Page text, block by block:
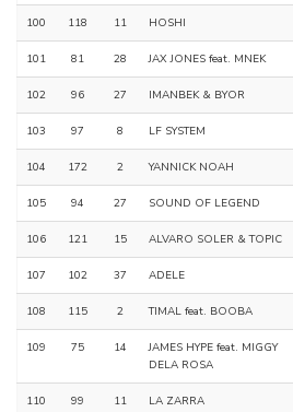
100 118 11 HOSHI
101 81 28 JAX JONES feat. MNEK
102 96 27 IMANBEK & BYOR
103 97 8 LF SYSTEM
104 172 2 YANNICK NOAH
105 94 27 SOUND OF LEGEND
106 121 15 ALVARO SOLER & TOPIC
107 102 37 ADELE
108 115 2 TIMAL feat. BOOBA
109 75 14
JAMES HYPE feat. MIGGY
DELA ROSA
110 99 11 LA ZARRA